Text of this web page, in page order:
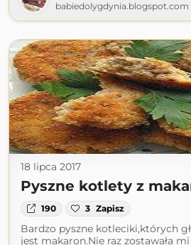
babiedolygdynia.blogspot.com
18 lipca 2017
Pyszne kotlety z
190 3 Zapisz
Bardzo pyszne kotleciki,których
jest makaron.Nie raz zostawała